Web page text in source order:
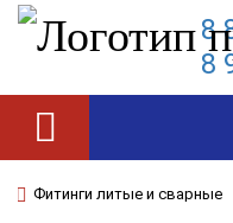
8
8
Фитинги литые и сварные